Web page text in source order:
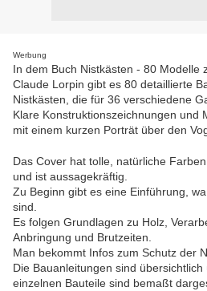
Werbung
In dem Buch Nistkästen - 80 Modelle
Claude Lorpin gibt es 80 detaillierte
Nistkästen, die für 36 verschiedene
Klare Konstruktionszeichnungen und
mit einem kurzen Porträt über den
Das Cover hat tolle, natürliche
und ist aussagekräftig.
Zu Beginn gibt es eine Einführung,
sind.
Es folgen Grundlagen zu Holz,
Anbringung und Brutzeiten.
Man bekommt Infos zum Schutz der
Die Bauanleitungen sind
einzelnen Bauteile sind bemaßt